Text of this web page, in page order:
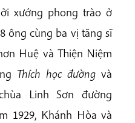
xướng phong trào ở
ông cùng ba vị tăng sĩ
Huệ và Thiện Niệm
Thích học đường và
Linh Sơn đường
1929, Khánh Hòa và